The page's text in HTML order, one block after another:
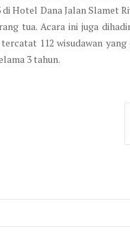
di Hotel Dana Jalan Slamet
tua. Acara ini juga
112 wisudawan
3 tahun.